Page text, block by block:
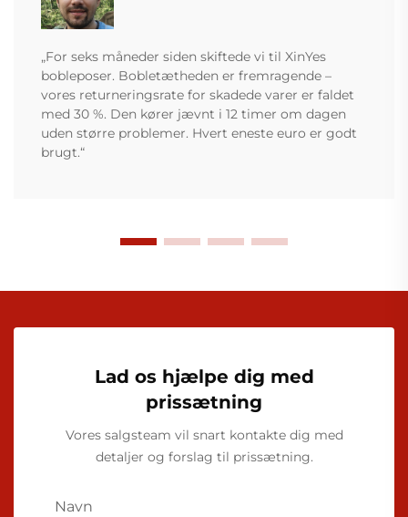
„For seks måneder siden skiftede vi til XinYes
bobleposer. Bobletætheden er fremragende –
vores returneringsrate for skadede varer er faldet
med 30 %. Den kører jævnt i 12 timer om dagen
uden større problemer. Hvert eneste euro er godt
brugt.“
Lad os hjælpe dig med
prissætning
Vores salgsteam vil snart kontakte dig med
detaljer og forslag til prissætning.
Navn